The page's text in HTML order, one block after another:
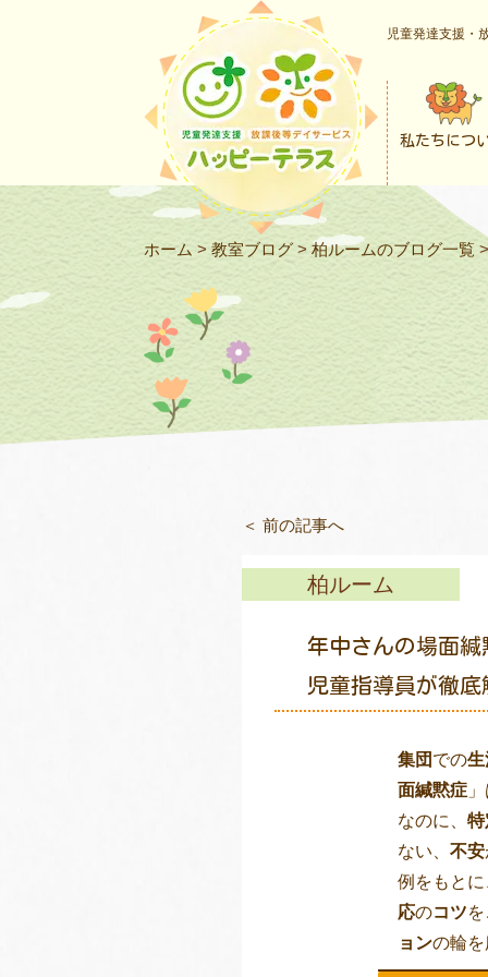
児童発達支援・
私たちにつ
ホーム > 教室ブログ > 柏ルームのブログ一覧
＜ 前の記事へ
柏ルーム
年中さんの場面
児童指導員が徹
集団 での生
面緘黙症
なのに、 特
ない、 不安
例をもとに
応のコツ
ョンの輪